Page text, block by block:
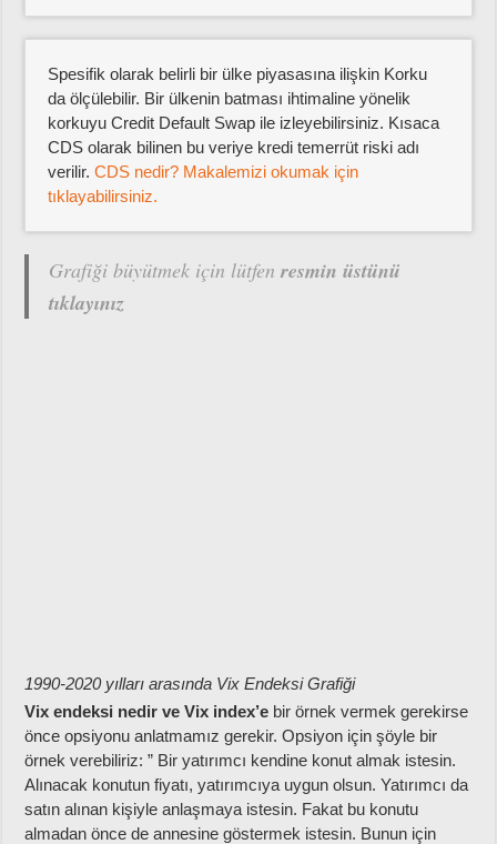
Spesifik olarak belirli bir ülke piyasasına ilişkin Korku
da ölçülebilir. Bir ülkenin batması ihtimaline yönelik
korkuyu Credit Default Swap ile izleyebilirsiniz. Kısaca
CDS olarak bilinen bu veriye kredi temerrüt riski adı
verilir.CDS nedir? Makalemizi okumak için
tıklayabilirsiniz.
Grafiği büyütmek için lütfenresmin üstünü
tıklayınız
1990-2020 yılları arasında Vix Endeksi Grafiği
Vix endeksi nedir ve Vix index’e bir örnek vermek gerekirse
önce opsiyonu anlatmamız gerekir. Opsiyon için şöyle bir
örnek verebiliriz: ” Bir yatırımcı kendine konut almak istesin.
Alınacak konutun fiyatı, yatırımcıya uygun olsun. Yatırımcı da
satın alınan kişiyle anlaşmaya istesin. Fakat bu konutu
almadan önce de annesine göstermek istesin. Bunun için